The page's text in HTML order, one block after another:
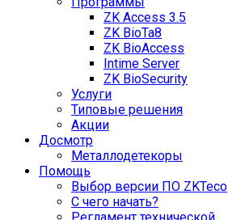
ZK Access 3.5
ZK BioTa8
ZK BioAccess
Intime Server
ZK BioSecurity
Услуги
Типовые решения
Акции
Досмотр
Металлодетекоры
Помощь
Выбор версии ПО ZKTeco
С чего начать?